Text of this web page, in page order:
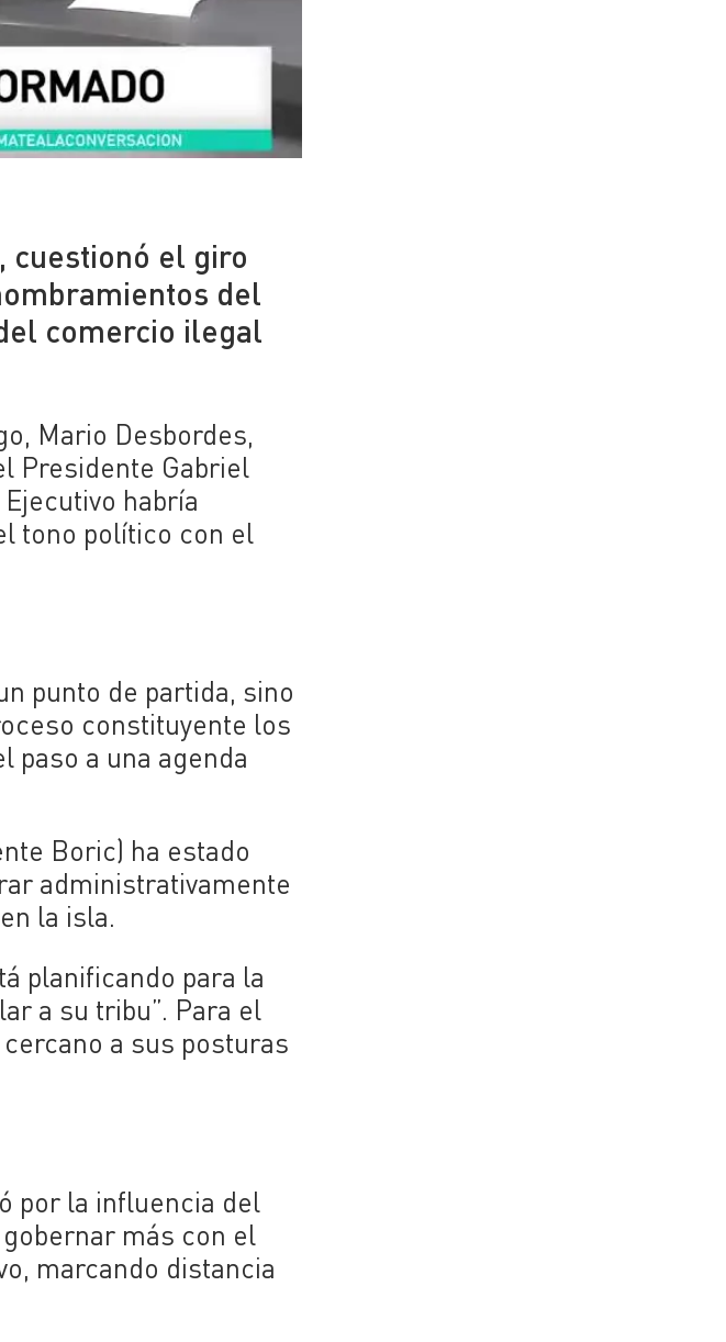
cuestionó el giro
del
comercio ilegal
Mario Desbordes,
Presidente Gabriel
habría
tono político con el
punto de partida, sino
constituyente los
paso a una agenda
Boric) ha estado
administrativamente
la isla.
planificando para la
a su tribu”. Para el
a sus posturas
por la influencia del
más con el
marcando distancia